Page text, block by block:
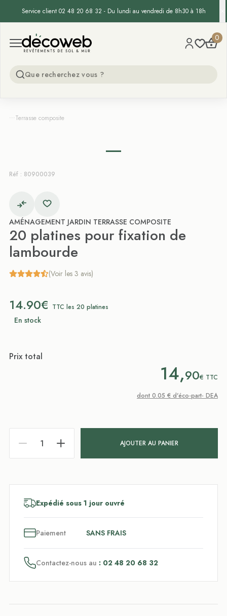
Service client 02 48 20 68 32 - Du lundi au vendredi de 8h30 à 18h
Open menu
Decoweb 0
...Terrasse composite
Réf : 80900039
AMÉNAGEMENT JARDIN TERRASSE COMPOSITE
20 platines pour fixation de
lambourde
(Voir les 3 avis)
14.90€ TTC les 20 platines
En stock
Prix total
14,90€ TTC
dont 0.05 € d'éco-part- DEA
AJOUTER AU PANIER
Expédié sous 1 jour ouvré
Paiement SANS FRAIS
Contactez-nous au : 02 48 20 68 32